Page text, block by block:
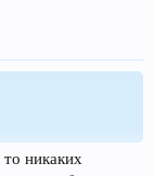
никаких